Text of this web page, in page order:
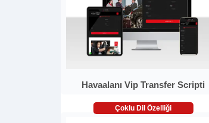
Havaalanı Vip Transfer Scripti
Çoklu Dil Özelliği